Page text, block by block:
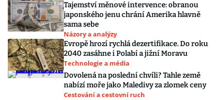
Tajemství měnové intervence: obranou
japonského jenu chrání Amerika hlavně
sama sebe
Názory a analýzy
Evropě hrozí rychlá dezertifikace. Do roku
2040 zasáhne i Polabí a jižní Moravu
Technologie a média
Dovolená na poslední chvíli? Tahle země
nabízí moře jako Maledivy za zlomek ceny
Cestování a cestovní ruch